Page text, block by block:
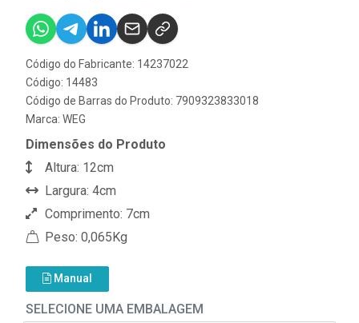
Código do Fabricante: 14237022
Código: 14483
Código de Barras do Produto: 7909323833018
Marca: WEG
Dimensões do Produto
Altura: 12cm
Largura: 4cm
Comprimento: 7cm
Peso: 0,065Kg
Manual
SELECIONE UMA EMBALAGEM